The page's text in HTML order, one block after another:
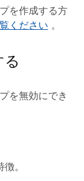
を作成する方
ください 。
を無効にでき
徴。